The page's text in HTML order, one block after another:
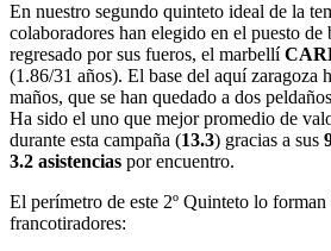
En nuestro segundo quinteto ideal de la
colaboradores han elegido en el puesto de
regresado por sus fueros, el marbellí
(1.86/31 años). El base del aquí zaragoza
maños, que se han quedado a dos
Ha sido el uno que mejor promedio de
durante esta campaña (13.3) gracias a sus
3.2 asistencias por encuentro.
El perímetro de este 2º Quinteto lo forman
francotiradores: